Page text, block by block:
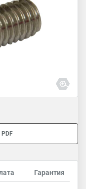
Гарантия